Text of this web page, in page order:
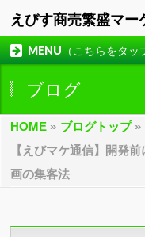
えびす商売繁盛マー
MENU（こちらをタッ
ブログ
HOME » ブログトップ»
【えびマケ通信】開発
画の集客法